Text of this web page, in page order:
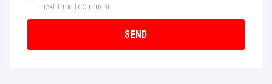
next time I comment.